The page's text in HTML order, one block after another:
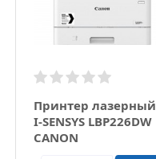
Принтер лазерный
I-SENSYS LBP226DW
CANON